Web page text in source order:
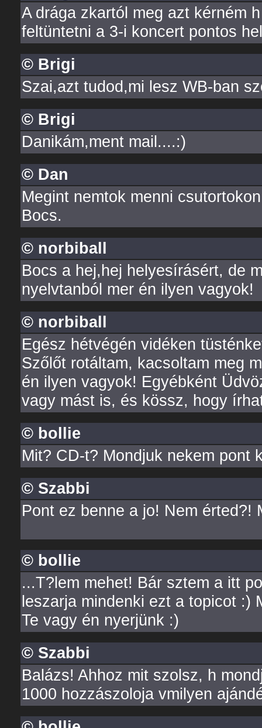
A drága zkartól meg azt kérném
feltüntetni a 3-i koncert pontos
© Brigi
Szai,azt tudod,mi lesz WB-ban
© Brigi
Danikám,ment mail....:)
© Dan
Megint nemtok menni
Bocs.
© norbiball
Bocs a hej,hej helyesírásért, de
nyelvtanból mer én ilyen vagyok!
© norbiball
Egész hétvégén vidéken
Szőlőt rotáltam, kacsoltam meg
én ilyen vagyok! Egyébként
vagy mást is, és kössz, hogy
© bollie
Mit? CD-t? Mondjuk nekem pont
© Szabbi
Pont ez benne a jo! Nem érted?!
© bollie
...T?lem mehet! Bár sztem a itt
leszarja mindenki ezt a topicot :)
Te vagy én nyerjünk :)
© Szabbi
Balázs! Ahhoz mit szolsz, h
1000 hozzászoloja vmilyen